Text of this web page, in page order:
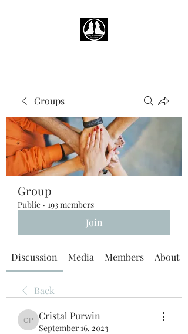
Groups
Group
Public · 193 members
Join
Discussion Media Members About
Back
Cristal Purwin
Cristal Purwin
September 16, 2023